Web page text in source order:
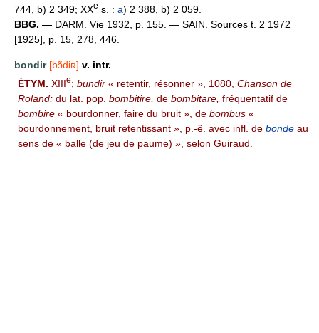
744, b) 2 349; XXe s. : a) 2 388, b) 2 059.
BBG. — DARM. Vie 1932, p. 155. — SAIN. Sources t. 2 1972
[1925], p. 15, 278, 446.
bondir [bɔ̃diʀ] v. intr.
ÉTYM. XIIIe; bundir « retentir, résonner », 1080, Chanson de
Roland; du lat. pop. bombitire, de bombitare, fréquentatif de
bombire « bourdonner, faire du bruit », de bombus «
bourdonnement, bruit retentissant », p.-ê. avec infl. de bonde au
sens de « balle (de jeu de paume) », selon Guiraud.